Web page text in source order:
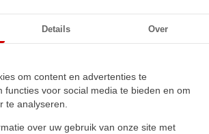
10x35x8mm BASL NBR 70
Details Over
om content en advertenties te
functies voor social media te bieden en om
te analyseren.
over uw gebruik van onze site met
NBR 70
★★★★
★★★★
Schrijf een review!